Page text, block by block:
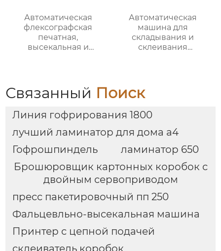
Автоматическая
флексографская
печатная,
высекальная и
Автоматическая
машина для
складывания и
склеивания
Связанный Поиск
Линия гофрирования 1800
лучший ламинатор для дома а4
Гофрошпиндель
ламинатор 650
Брошюровщик картонных коробок с
двойным сервоприводом
пресс пакетировочный пп 250
Фальцевльно-высекальная машина
Принтер с цепной подачей
склеиватель коробок